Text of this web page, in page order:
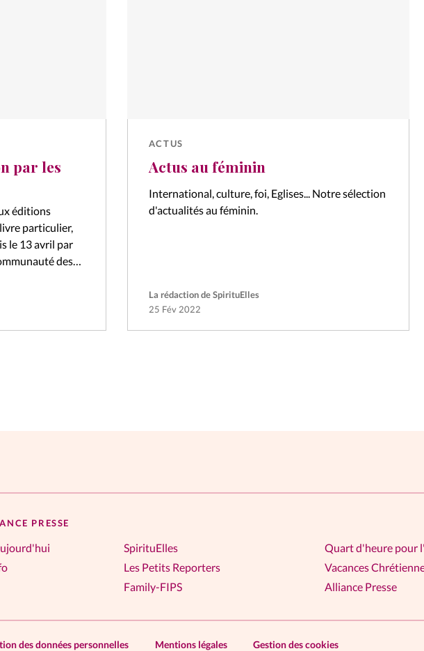
par les
éditions
particulier,
le 13 avril par
des
ACTUS
Actus au féminin
International, culture, foi, Eglises... Notre sélection
d'actualités au féminin.
La rédaction de SpirituElles
25 Fév 2022
PRESSE
SpirituElles
Les Petits Reporters
Family-FIPS
Quart d'heure pour
Vacances
Alliance Presse
des données personnelles Mentions légales Gestion des cookies